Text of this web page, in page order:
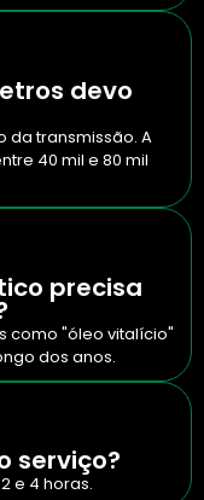
devo
da transmissão. A
40 mil e 80 mil
precisa
como "óleo vitalício"
dos anos.
serviço?
e 4 horas.